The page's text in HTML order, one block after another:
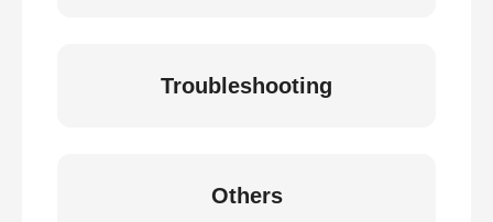
Troubleshooting
Others